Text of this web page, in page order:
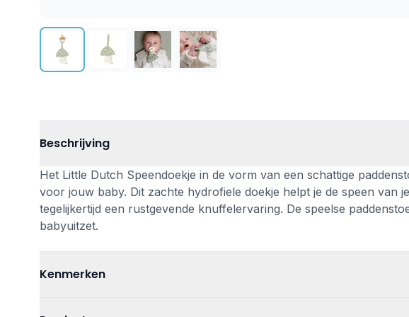
Beschrijving
Het Little Dutch Speendoekje in de vorm van een schattige
voor jouw baby. Dit zachte hydrofiele doekje helpt je de speen van
tegelijkertijd een rustgevende knuffelervaring. De speelse
babyuitzet.
Kenmerken